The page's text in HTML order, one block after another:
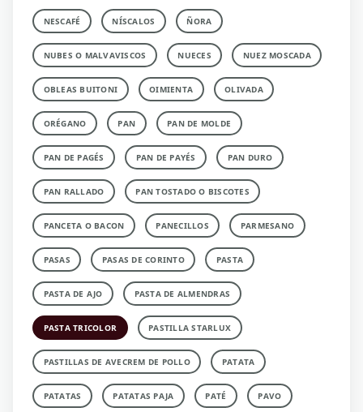
NESCAFÉ NÍSCALOS ÑORA
NUBES O MALVAVISCOS NUECES NUEZ MOSCADA
OBLEAS BUITONI OIMIENTA OLIVADA
ORÉGANO PAN PAN DE MOLDE
PAN DE PAGÉS PAN DE PAYÉS PAN DURO
PAN RALLADO PAN TOSTADO O BISCOTES
PANCETA O BACON PANECILLOS PARMESANO
PASAS PASAS DE CORINTO PASTA
PASTA DE AJO PASTA DE ALMENDRAS
PASTA TRICOLOR PASTILLA STARLUX
PASTILLAS DE AVECREM DE POLLO PATATA
PATATAS PATATAS PAJA PATÉ PAVO